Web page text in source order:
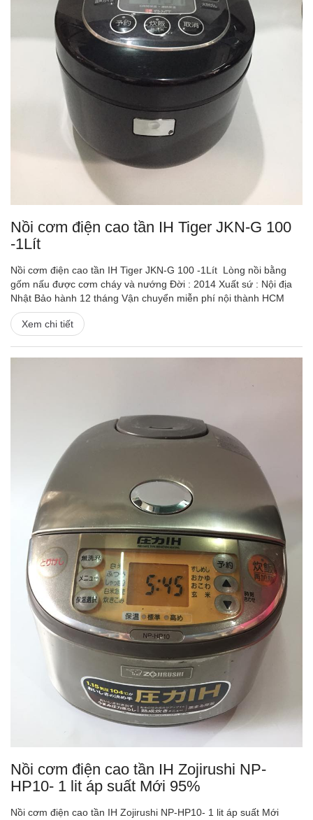
Nồi cơm điện cao tần IH Tiger JKN-G 100
-1Lít
Nồi cơm điện cao tần IH Tiger JKN-G 100 -1Lít Lòng nồi bằng
gốm nấu được cơm cháy và nướng Đời : 2014 Xuất sứ : Nội địa
Nhật Bảo hành 12 tháng Vận chuyển miễn phí nội thành HCM
Xem chi tiết
Nồi cơm điện cao tần IH Zojirushi NP-
HP10- 1 lit áp suất Mới 95%
Nồi cơm điện cao tần IH Zojirushi NP-HP10- 1 lit áp suất Mới